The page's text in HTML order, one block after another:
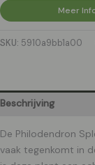
Meer
SKU: 5910a9bb1a00
Beschrijving
De Philodendron
vaak tegenkomt in